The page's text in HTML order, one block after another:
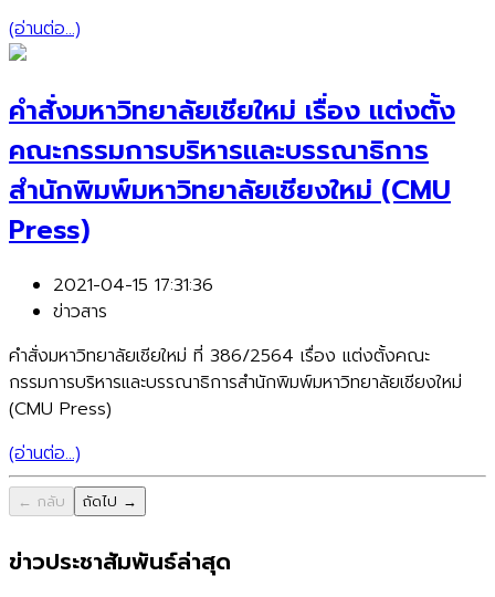
โดยได้รับเกียรติจาก รองศาสตราจารย์ นายสัตวแพทย์ ดร.กรกฎ
งานวงศ์พาณิชย์ สังกัดคณะสัตวแพทยศาสตร์ รองศาสตราจารย์
นายแพทย์ ดร.เกริกวิชช์ ศิลปวิทยาทร สังกัดคณะแพทยศาสตร์ และ
รองศาสตราจารย์ ดร.วสุ ปฐมอารีย์ สังกัดคณะวิทยาศาสตร์ เป็น
วิทยากรบรรยายในการสัมมนาดังกล่าว
(อ่านต่อ...)
คำสั่งมหาวิทยาลัยเชียใหม่ เรื่อง แต่งตั้ง
คณะกรรมการบริหารและบรรณาธิการ
สำนักพิมพ์มหาวิทยาลัยเชียงใหม่ (CMU
Press)
2021-04-15 17:31:36
ข่าวสาร
คำสั่งมหาวิทยาลัยเชียใหม่ ที่ 386/2564 เรื่อง แต่งตั้งคณะ
กรรมการบริหารและบรรณาธิการสำนักพิมพ์มหาวิทยาลัยเชียงใหม่
(CMU Press)
(อ่านต่อ...)
← กลับ ถัดไป →
ข่าวประชาสัมพันธ์ล่าสุด